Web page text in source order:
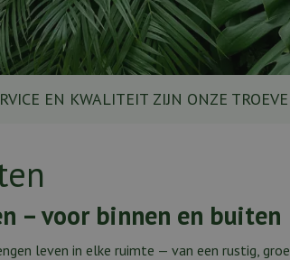
EN KWALITEIT ZIJN ONZE
– voor binnen en buiten
leven in elke ruimte — van een rustig,